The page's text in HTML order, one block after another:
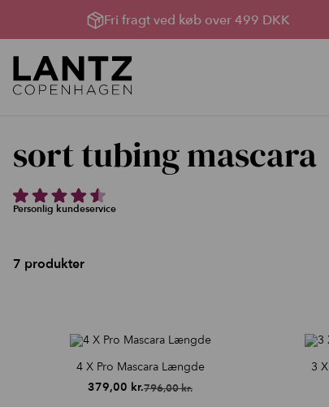
Fri fragt ved køb over 499 DKK
YouBox, Sommerhud &
oprydning
Bland Selv Løsninger
Rens, toner og håndcreme
Ansigtscreme
Kataloger
Lysterapimaskiner
sort tubing mascara
Personlig kundeservice
7 produkter
4 X Pro Mascara Længde
796,00kr.
379,00 kr.
3